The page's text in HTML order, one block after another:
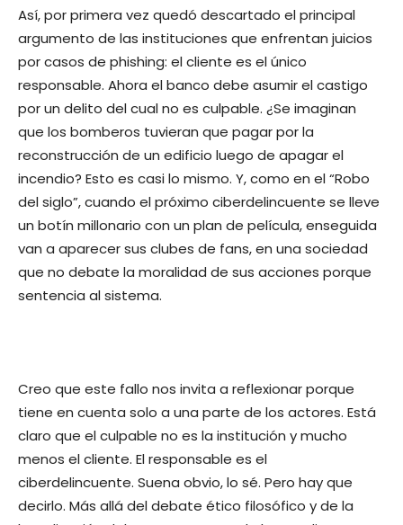
Así, por primera vez quedó descartado el principal
argumento de las instituciones que enfrentan juicios
por casos de phishing: el cliente es el único
responsable. Ahora el banco debe asumir el castigo
por un delito del cual no es culpable. ¿Se imaginan
que los bomberos tuvieran que pagar por la
reconstrucción de un edificio luego de apagar el
incendio? Esto es casi lo mismo. Y, como en el “Robo
del siglo”, cuando el próximo ciberdelincuente se lleve
un botín millonario con un plan de película, enseguida
van a aparecer sus clubes de fans, en una sociedad
que no debate la moralidad de sus acciones porque
sentencia al sistema.
Creo que este fallo nos invita a reflexionar porque
tiene en cuenta solo a una parte de los actores. Está
claro que el culpable no es la institución y mucho
menos el cliente. El responsable es el
ciberdelincuente. Suena obvio, lo sé. Pero hay que
decirlo. Más allá del debate ético filosófico y de la